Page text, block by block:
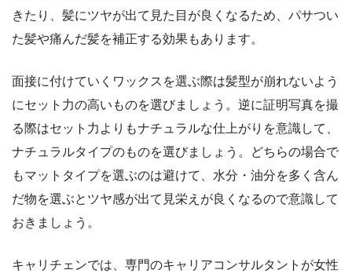
きたり、髪にツヤが出て見た目が良くなるため、パサつい
た髪や痛んだ髪を補正する効果もあります。
面接に付けていくワックスを選ぶ際は髪型が崩れないよう
にセット力の高いものを選びましょう。逆に証明写真を撮
る際はセット力よりもナチュラルな仕上がりを意識して、
ナチュラルタイプのものを選びましょう。どちらの場合で
もマットタイプを選ぶのは避けて、水分・油分を多く含ん
だ物を選ぶとツヤ感が出て見栄えが良くなるので意識して
おきましょう。
キャリチェンでは、専門のキャリアコンサルタントが女性